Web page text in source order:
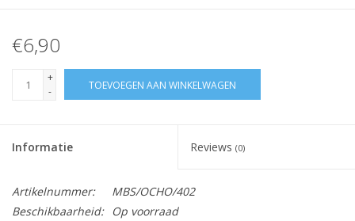
Nail Mist
€6,90
+
-
TOEVOEGEN AAN WINKELWAGEN
Informatie Reviews (0)
Artikelnummer:
MBS/OCHO/402
Beschikbaarheid:
Op voorraad